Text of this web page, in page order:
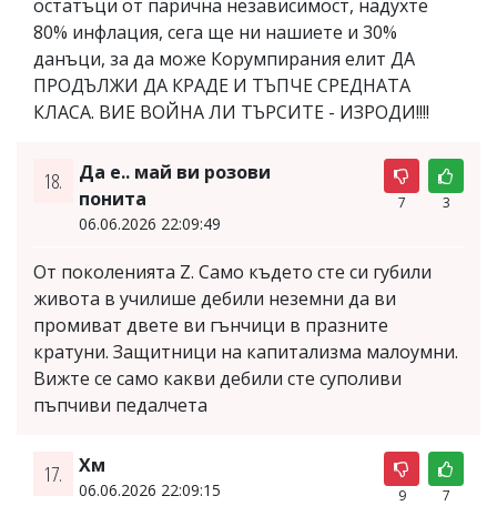
остатъци от парична независимост, надухте
80% инфлация, сега ще ни нашиете и 30%
данъци, за да може Корумпирания елит ДА
ПРОДЪЛЖИ ДА КРАДЕ И ТЪПЧЕ СРЕДНАТА
КЛАСА. ВИЕ ВОЙНА ЛИ ТЪРСИТЕ - ИЗРОДИ!!!!
18.
Да е.. май ви розови
понита
06.06.2026 22:09:49
7 3
От поколенията Z. Само където сте си губили
живота в училише дебили неземни да ви
промиват двете ви гънчици в празните
кратуни. Защитници на капитализма малоумни.
Вижте се само какви дебили сте суполиви
пъпчиви педалчета
17. Хм
06.06.2026 22:09:15 9 7